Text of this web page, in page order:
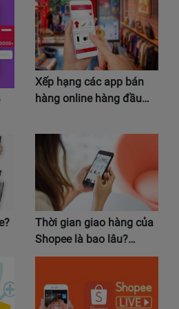
Xếp hạng các app bán
hàng online hàng đầu…
Thời gian giao hàng của
Shopee là bao lâu?…